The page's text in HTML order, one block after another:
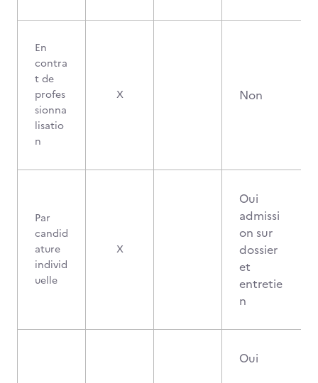
En
contra
t de
profes
sionna
lisatio
n
X Non
Par
candid
ature
individ
uelle
X
Oui
admissi
on sur
dossier
et
entretie
n
Oui